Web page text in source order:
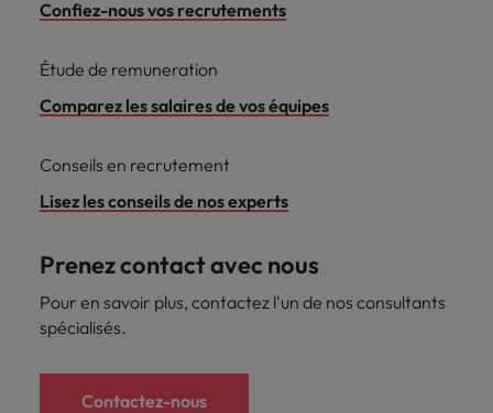
Confiez-nous vos recrutements
Étude de remuneration
Comparez les salaires de vos équipes
Conseils en recrutement
Lisez les conseils de nos experts
Prenez contact avec nous
Pour en savoir plus, contactez l'un de nos consultants
spécialisés.
Contactez-nous